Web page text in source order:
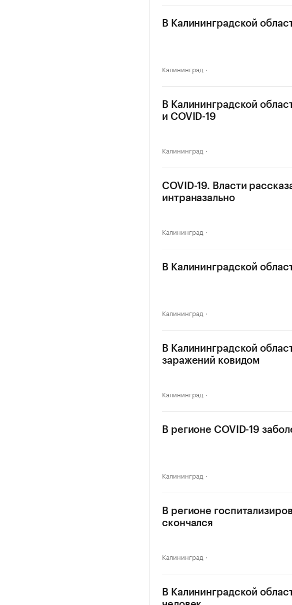
В Калининградской
Калининград
В Калининградской
и COVID-19
Калининград
COVID-19. Власти
интраназально
Калининград
В Калининградской
Калининград
В Калининградской
заражений ковидом
Калининград
В регионе COVID-19
Калининград
В регионе
скончался
Калининград
В Калининградской